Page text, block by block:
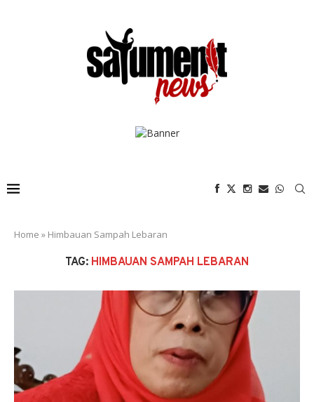
Home » Himbauan Sampah Lebaran
TAG: HIMBAUAN SAMPAH LEBARAN